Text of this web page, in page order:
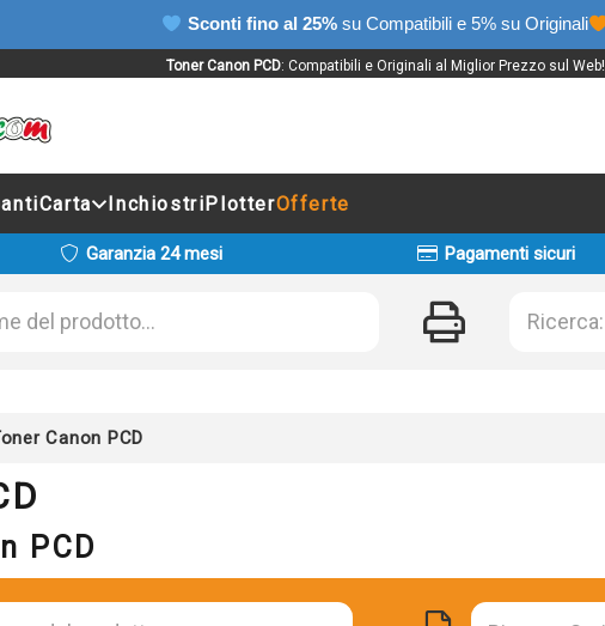
Sconti fino al 25% su Compatibili e 5% su Originali
Toner Canon PCD: Compatibili e Originali al Miglior Prezzo sul Web!
Carta InchiostriPlotterOfferte
Garanzia 24 mesi Pagamenti sicuri
Canon PCD
PCD